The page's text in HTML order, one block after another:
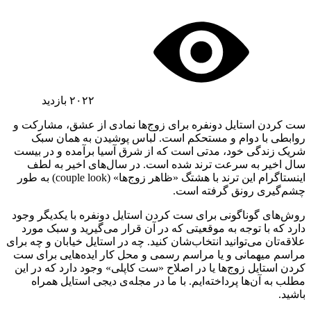
۲۰۲۲ بازدید
ست کردن استایل دونفره برای زوج‌ها نمادی از عشق، مشارکت و
روابطی با دوام و مستحکم است. لباس پوشیدن به همان سبک
شریک زندگی خود، مدتی است که از شرق آسیا برآمده و در بیست
سال اخیر به سرعت ترند شده است. در سال‌های اخیر به لطف
اینستاگرام این ترند با هشتگ «ظاهر زوج‌ها» (couple look) به طور
چشم‌گیری رونق گرفته است.
روش‌های گوناگونی برای ست کردن استایل دونفره با یکدیگر وجود
دارد که با توجه به موقعیتی که در آن قرار می‌گیرید و سبک مورد
علاقه‌تان می‌توانید انتخاب‌شان کنید. چه در استایل خیابان و چه برای
مراسم میهمانی و یا مراسم رسمی و محل کار اید‌ه‌هایی برای ست
کردن استایل زوج‌ها یا در اصلاح «ست کاپلی» وجود دارد که در این
مطلب به آن‌ها پرداخته‌ایم. با ما در مجله‌ی دیجی استایل همراه
باشید.